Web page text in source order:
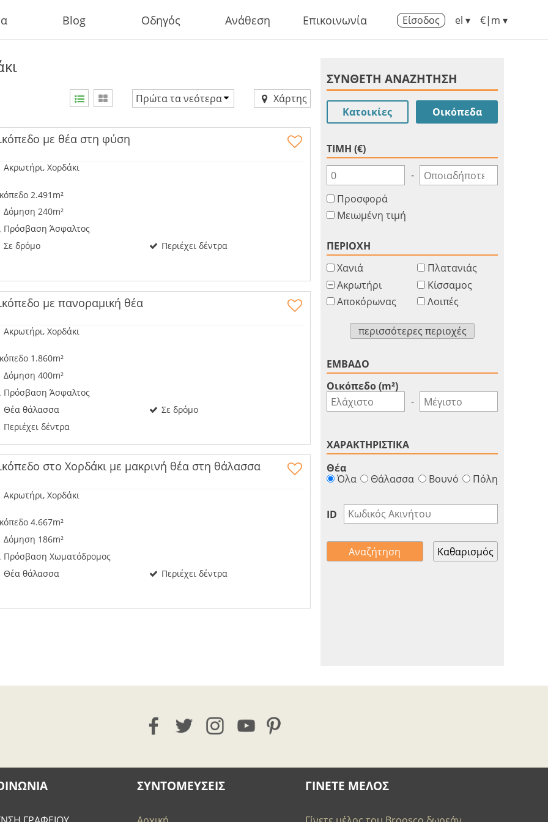
Blog Οδηγός Ανάθεση Επικοινωνία Είσοδος el ▾ €|m ▾
Πρώτα τα νεότερα
Χάρτης
με θέα στη φύση
Ακρωτήρι, Χορδάκι
2.491m²
Δόμηση 240m²
Πρόσβαση Άσφαλτος
Σε δρόμο
Περιέχει δέντρα
με πανοραμική θέα
Ακρωτήρι, Χορδάκι
1.860m²
Δόμηση 400m²
Πρόσβαση Άσφαλτος
Θέα θάλασσα
Σε δρόμο
Περιέχει δέντρα
στο Χορδάκι με μακρινή θέα στη θάλασσα
Ακρωτήρι, Χορδάκι
4.667m²
Δόμηση 186m²
Πρόσβαση Χωματόδρομος
Θέα θάλασσα
Περιέχει δέντρα
ΣΥΝΘΕΤΗ ΑΝΑΖΗΤΗΣΗ
Κατοικίες Οικόπεδα
ΤΙΜΗ (€)
-
Προσφορά
Μειωμένη τιμή
ΠΕΡΙΟΧΗ
Χανιά
Ακρωτήρι
Αποκόρωνας
Πλατανιάς
Κίσσαμος
Λοιπές
περισσότερες περιοχές
ΕΜΒΑΔΟ
Οικόπεδο (m²)
-
ΧΑΡΑΚΤΗΡΙΣΤΙΚΑ
Θέα
Όλα
Θάλασσα Βουνό Πόλη
ID
Καθαρισμός
ΣΥΝΤΟΜΕΥΣΕΙΣ ΓΙΝΕΤΕ ΜΕΛΟΣ